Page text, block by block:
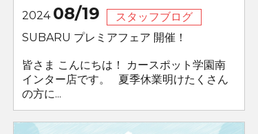
2024 08/19
スタッフブログ
SUBARU プレミアフェア 開催！
皆さま こんにちは！ カースポット学園南
インター店です。 夏季休業明けたくさん
の方に...